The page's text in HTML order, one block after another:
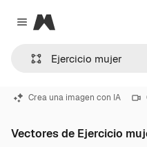
Close menu
Magnific
Crea una imagen con IA
Vectores de Ejercicio